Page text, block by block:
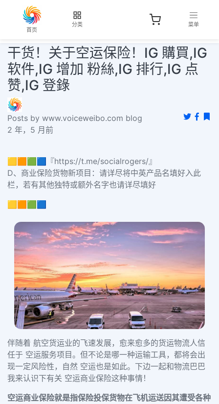
首页
分类 菜单
干货！关于空运保险！IG 購買,IG
软件,IG 增加 粉絲,IG 排行,IG 点
赞,IG 登錄
Posts by www.voiceweibo.com blog
2 年，5 月前
🟨🟧🟩🟦『https://t.me/socialrogers/』
D、商业保险货物新项目：请详尽将中英产品名填好入此
栏，若有其他独特或额外名字也请详尽填好
🟨🟧🟩🟦
伴随着 航空货运业的飞速发展，愈来愈多的货运物流人信
任于 空运服务项目。但不论是哪一种运输工具，都将会出
现一定风险性，自然 空运也是如此。下边一起和物流巴巴
我来认识下有关 空运商业保险这种事情！
空运商业保险就是指保险投保货物在飞机运送因其遭受各种